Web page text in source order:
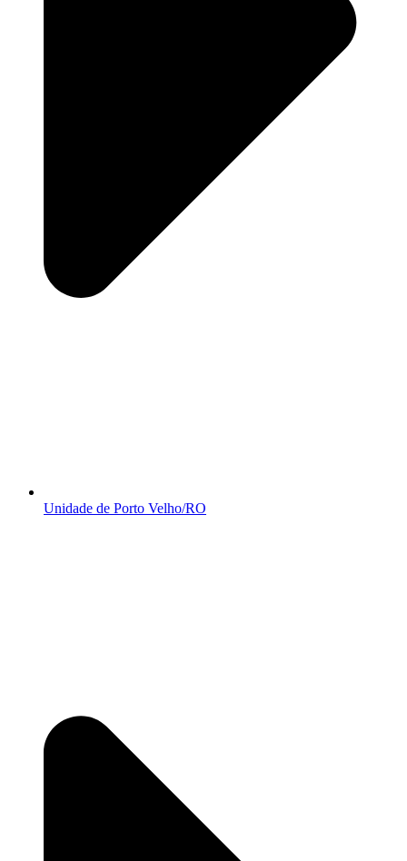
Unidade de Porto Velho/RO